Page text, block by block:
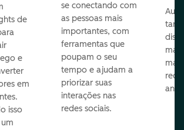
de
e
em
isso
se conectando com
as pessoas mais
importantes, com
ferramentas que
poupam o seu
tempo e ajudam a
priorizar suas
interações nas
redes sociais.
mail